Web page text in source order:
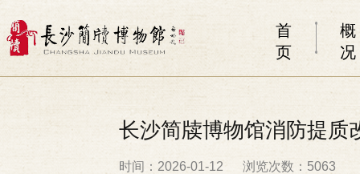
首
页
概
况
长沙简牍博物馆消防提质
时间：2026-01-12 浏览次数：5063